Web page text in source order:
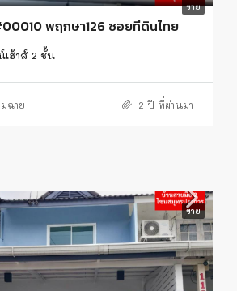
ขาย
พฤกษา126 ซอยที่ดินไทย
เฮ้าส์ 2 ชั้น
ฉาย 2 ปี ที่ผ่านมา
ขาย